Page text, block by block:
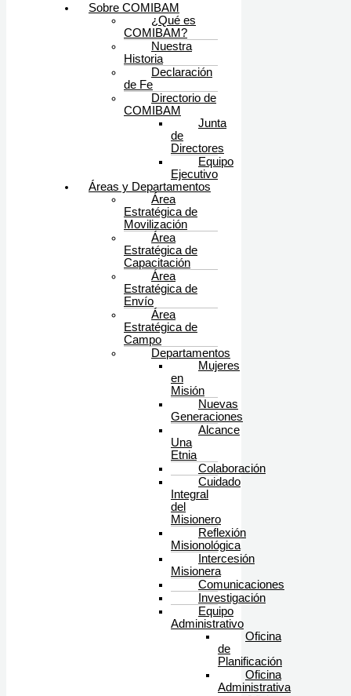
Sobre COMIBAM
¿Qué es
COMIBAM?
Nuestra
Historia
Declaración
de Fe
Directorio de
COMIBAM
Junta
de
Directores
Equipo
Ejecutivo
Áreas y Departamentos
Área
Estratégica de
Movilización
Área
Estratégica de
Capacitación
Área
Estratégica de
Envío
Área
Estratégica de
Campo
Departamentos
Mujeres
en
Misión
Nuevas
Generaciones
Alcance
Una
Etnia
Colaboración
Cuidado
Integral
del
Misionero
Reflexión
Misionológica
Intercesión
Misionera
Comunicaciones
Investigación
Equipo
Administrativo
Oficina
de
Planificación
Oficina
Administrativa